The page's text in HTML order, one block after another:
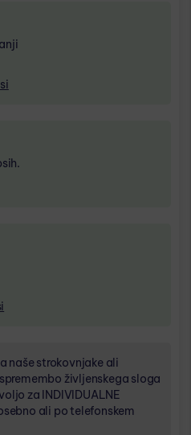
naše strokovnjake ali
življenskega sloga
za INDIVIDUALNE
ali po telefonskem